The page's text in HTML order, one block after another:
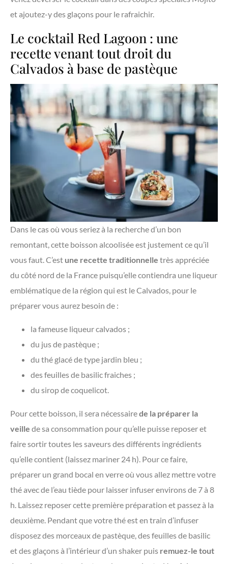
et ajoutez-y des glaçons pour le rafraichir.
Le cocktail Red Lagoon : une
recette venant tout droit du
Calvados à base de pastèque
Dans le cas où vous seriez à la recherche d’un bon
remontant, cette boisson alcoolisée est justement ce qu’il
vous faut. C’est une recette traditionnelle très appréciée
du côté nord de la France puisqu’elle contiendra une liqueur
emblématique de la région qui est le Calvados, pour le
préparer vous aurez besoin de :
la fameuse liqueur calvados ;
du jus de pastèque ;
du thé glacé de type jardin bleu ;
des feuilles de basilic fraiches ;
du sirop de coquelicot.
Pour cette boisson, il sera nécessairede la préparer la
veille de sa consommation pour qu’elle puisse reposer et
faire sortir toutes les saveurs des différents ingrédients
qu’elle contient (laissez mariner 24 h). Pour ce faire,
préparer un grand bocal en verre où vous allez mettre votre
thé avec de l’eau tiède pour laisser infuser environs de 7 à 8
h. Laissez reposer cette première préparation et passez à la
deuxième. Pendant que votre thé est en train d’infuser
disposez des morceaux de pastèque, des feuilles de basilic
et des glaçons à l’intérieur d’un shaker puis remuez-le tout